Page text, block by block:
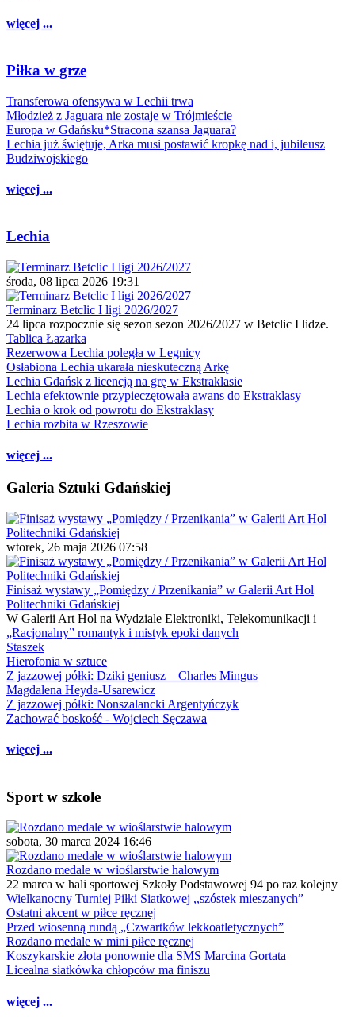
więcej ...
Piłka w grze
Transferowa ofensywa w Lechii trwa
Młodzież z Jaguara nie zostaje w Trójmieście
Europa w Gdańsku*Stracona szansa Jaguara?
Lechia już świętuje, Arka musi postawić kropkę nad i, jubileusz
Budziwojskiego
więcej ...
Lechia
środa, 08 lipca 2026 19:31
Terminarz Betclic I ligi 2026/2027
24 lipca rozpocznie się sezon sezon 2026/2027 w Betclic I lidze.
Tablica Łazarka
Rezerwowa Lechia poległa w Legnicy
Osłabiona Lechia ukarała nieskuteczną Arkę
Lechia Gdańsk z licencją na grę w Ekstraklasie
Lechia efektownie przypieczętowała awans do Ekstraklasy
Lechia o krok od powrotu do Ekstraklasy
Lechia rozbita w Rzeszowie
więcej ...
Galeria Sztuki Gdańskiej
wtorek, 26 maja 2026 07:58
Finisaż wystawy „Pomiędzy / Przenikania” w Galerii Art Hol
Politechniki Gdańskiej
W Galerii Art Hol na Wydziale Elektroniki, Telekomunikacji i
„Racjonalny” romantyk i mistyk epoki danych
Staszek
Hierofonia w sztuce
Z jazzowej półki: Dziki geniusz – Charles Mingus
Magdalena Heyda-Usarewicz
Z jazzowej półki: Nonszalancki Argentyńczyk
Zachować boskość - Wojciech Sęczawa
więcej ...
Sport w szkole
sobota, 30 marca 2024 16:46
Rozdano medale w wioślarstwie halowym
22 marca w hali sportowej Szkoły Podstawowej 94 po raz kolejny
Wielkanocny Turniej Piłki Siatkowej ,,szóstek mieszanych”
Ostatni akcent w piłce ręcznej
Przed wiosenną rundą „Czwartków lekkoatletycznych”
Rozdano medale w mini piłce ręcznej
Koszykarskie złota ponownie dla SMS Marcina Gortata
Licealna siatkówka chłopców ma finiszu
więcej ...